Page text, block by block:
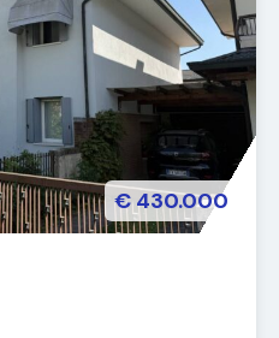
€ 430.000